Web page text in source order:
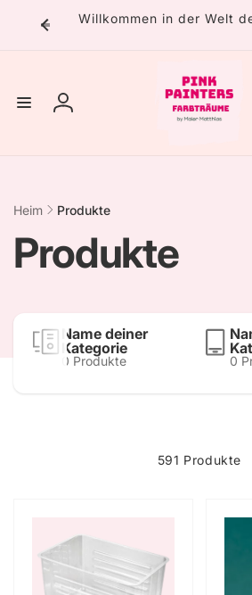
Inhalt
Willkommen in der Welt
Einloggen
Heim Produkte
K
Produkte
Name deiner
Kategorie
0 Produkte 0
591 Produkte